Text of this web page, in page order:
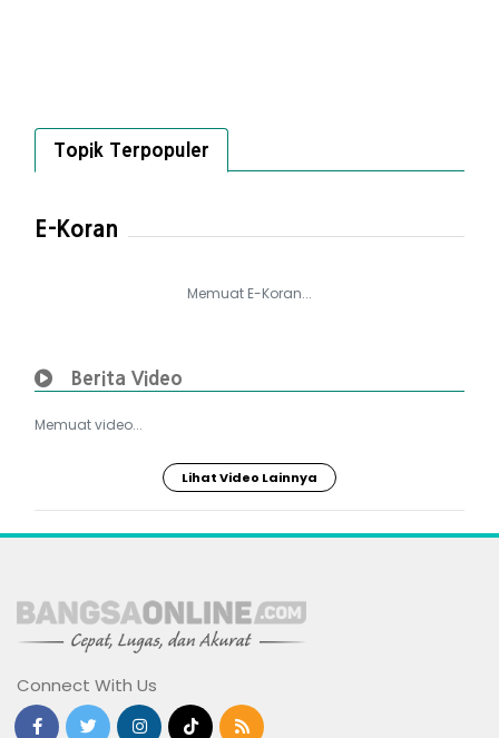
Topik Terpopuler
E-Koran
Memuat E-Koran...
Berita Video
Memuat video...
Lihat Video Lainnya
Connect With Us